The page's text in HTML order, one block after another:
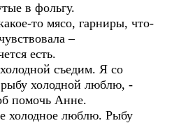
в фольгу.
то мясо, гарниры, что-
–
есть.
съедим. Я со
холодной люблю, -
помочь Анне.
холодное люблю. Рыбу